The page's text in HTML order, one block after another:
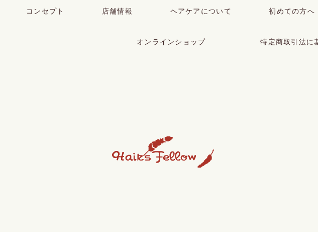
コンセプト 店舗情報 ヘアケアについて 初めての方へ
オンラインショップ 特定商取引法に